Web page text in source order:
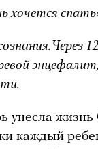
хочется
Через
унесла
каждый